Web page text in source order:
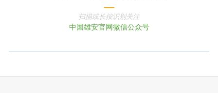
扫描或长按识别关注
中国雄安官网微信公众号